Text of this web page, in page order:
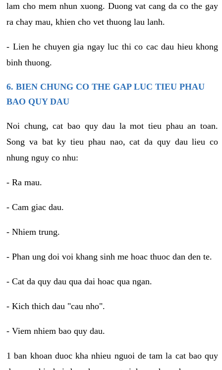
lam cho mem nhun xuong. Duong vat cang da co the gay
ra chay mau, khien cho vet thuong lau lanh.
- Lien he chuyen gia ngay luc thi co cac dau hieu khong
binh thuong.
6. BIEN CHUNG CO THE GAP LUC TIEU PHAU
BAO QUY DAU
Noi chung, cat bao quy dau la mot tieu phau an toan.
Song va bat ky tieu phau nao, cat da quy dau lieu co
nhung nguy co nhu:
- Ra mau.
- Cam giac dau.
- Nhiem trung.
- Phan ung doi voi khang sinh me hoac thuoc dan den te.
- Cat da quy dau qua dai hoac qua ngan.
- Kich thich dau "cau nho".
- Viem nhiem bao quy dau.
1 ban khoan duoc kha nhieu nguoi de tam la cat bao quy